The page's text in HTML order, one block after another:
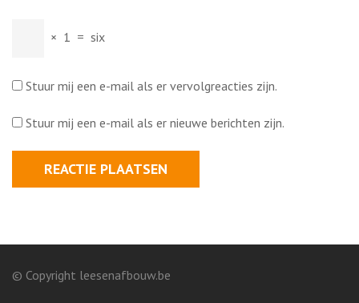
× 1 = six
Stuur mij een e-mail als er vervolgreacties zijn.
Stuur mij een e-mail als er nieuwe berichten zijn.
© Copyright leesenafbouw.be